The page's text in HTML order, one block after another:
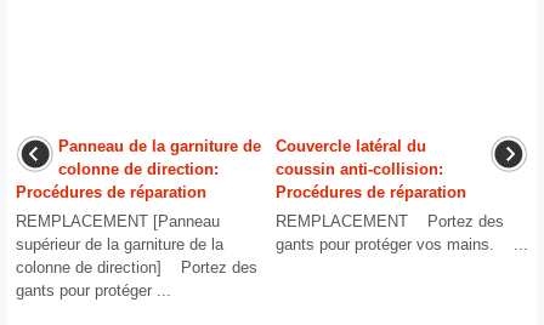
Panneau de la garniture de
colonne de direction:
Procédures de réparation
REMPLACEMENT [Panneau
supérieur de la garniture de la
colonne de direction] Portez des
gants pour protéger ...
Couvercle latéral du
coussin anti-collision:
Procédures de réparation
REMPLACEMENT Portez des
gants pour protéger vos mains. ...